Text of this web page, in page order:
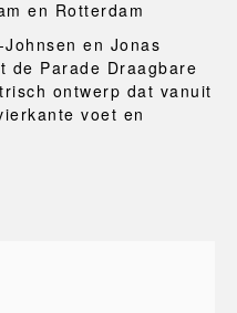
en Rotterdam
en Jonas
de Parade Draagbare
ontwerp dat vanuit
voet en